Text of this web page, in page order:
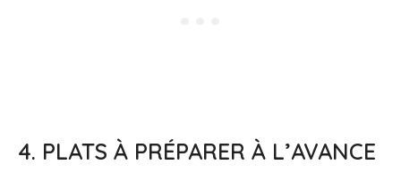
4. PLATS À PRÉPARER À L’AVANCE